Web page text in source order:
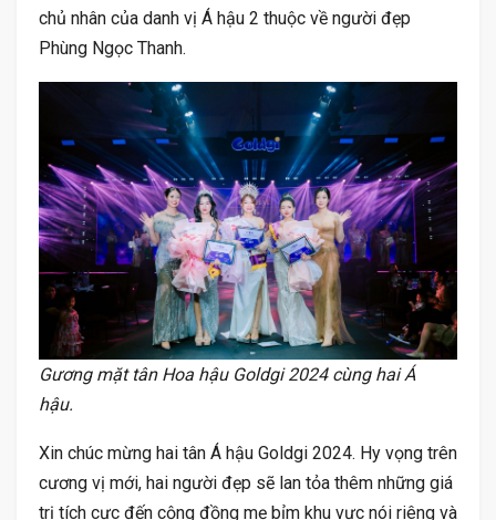
chủ nhân của danh vị Á hậu 2 thuộc về người đẹp
Phùng Ngọc Thanh.
Gương mặt tân Hoa hậu Goldgi 2024 cùng hai Á
hậu.
Xin chúc mừng hai tân Á hậu Goldgi 2024. Hy vọng trên
cương vị mới, hai người đẹp sẽ lan tỏa thêm những giá
trị tích cực đến cộng đồng mẹ bỉm khu vực nói riêng và